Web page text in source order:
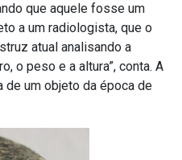
que aquele fosse um
a um radiologista, que o
atual analisando a
o peso e a altura”, conta. A
de um objeto da época de